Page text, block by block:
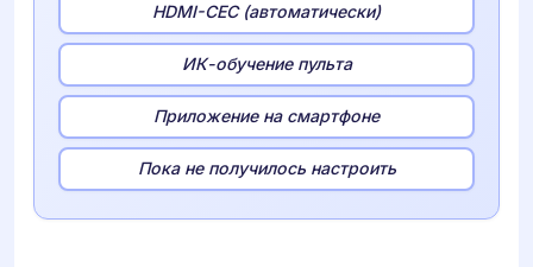
HDMI-CEC (автоматически)
ИК-обучение пульта
Приложение на смартфоне
Пока не получилось настроить